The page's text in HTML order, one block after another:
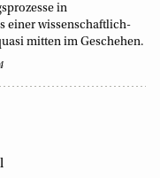
in
einer wissenschaftlich-
mitten im Geschehen.